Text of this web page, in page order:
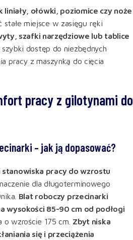
liniały, ołówki, poziomice czy noże
stałe miejsce w zasięgu ręki
szafki narzędziowe lub tablice
dostęp do niezbędnych
pracy z maszynką do cięcia
pracy z gilotynami do
– jak ją dopasować?
pracy do wzrostu
dla długoterminowego
Blat roboczy przecinarki
wysokości 85-90 cm od podłogi
wzroście 175 cm. Zbyt niska
się i przeciążenia